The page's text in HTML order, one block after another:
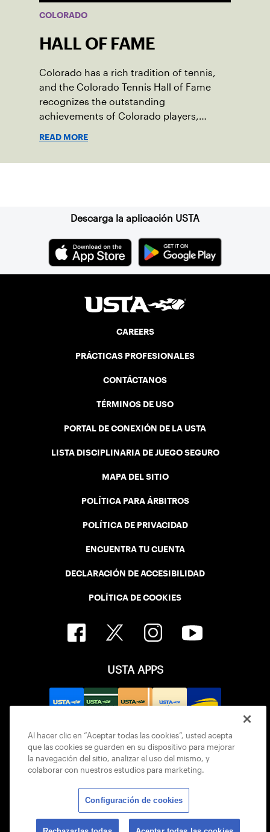
COLORADO
HALL OF FAME
Colorado has a rich tradition of tennis,
and the Colorado Tennis Hall of Fame
recognizes the outstanding
achievements of Colorado players,
READ MORE
Descarga la aplicación USTA
CAREERS
PRÁCTICAS PROFESIONALES
CONTÁCTANOS
TÉRMINOS DE USO
PORTAL DE CONEXIÓN DE LA USTA
LISTA DISCIPLINARIA DE JUEGO SEGURO
MAPA DEL SITIO
POLÍTICA PARA ÁRBITROS
POLÍTICA DE PRIVACIDAD
ENCUENTRA TU CUENTA
DECLARACIÓN DE ACCESIBILIDAD
POLÍTICA DE COOKIES
USTA APPS
© 2026 USTA ALL RIGHTS RESERVED
Al hacer clic en “Aceptar todas las cookies”, usted acepta
que las cookies se guarden en su dispositivo para mejorar
la navegación del sitio, analizar el uso del mismo, y
colaborar con nuestros estudios para marketing.
Configuración de cookies